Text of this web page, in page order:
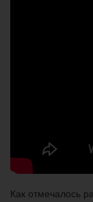
Как отмечалось